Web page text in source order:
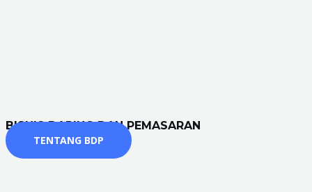
BISNIS DARING DAN PEMASARAN
TENTANG BDP